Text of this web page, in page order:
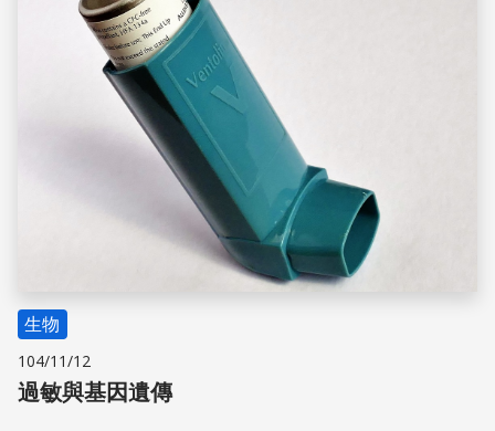
生物
104/11/12
過敏與基因遺傳